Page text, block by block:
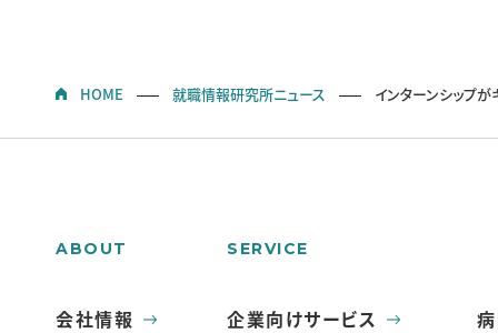
HOME 就職情報研究所ニュース インターンシップ
ABOUT
会社情報
SERVICE
企業向けサービス